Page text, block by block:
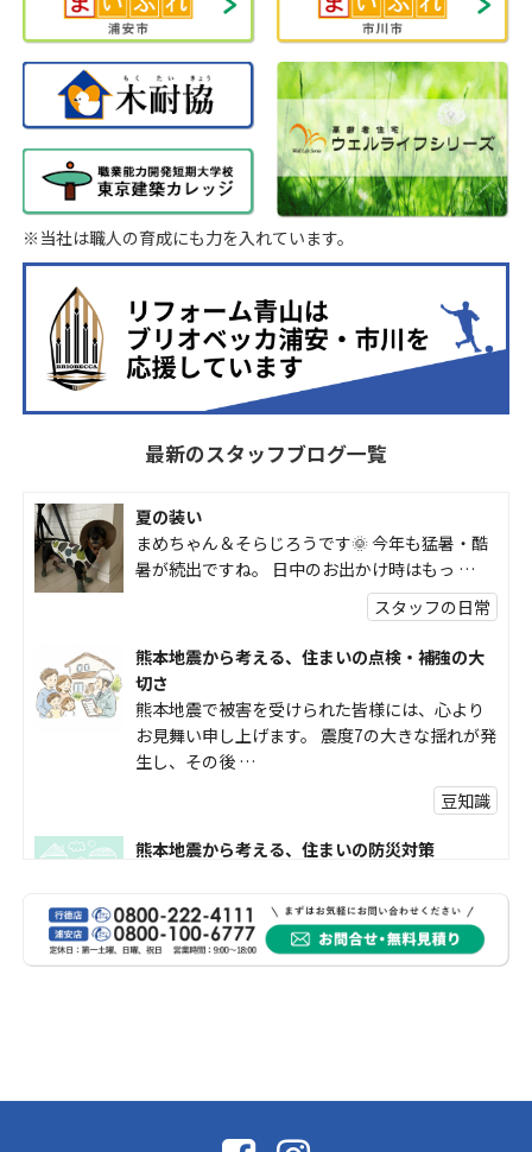
※当社は職人の育成にも力を入れています。
最新のスタッフブログ一覧
夏の装い
まめちゃん＆そらじろうです🌞 今年も猛暑・酷
暑が続出ですね。 日中のお出かけ時はもっ …
スタッフの日常
熊本地震から考える、住まいの点検・補強の大
切さ
熊本地震で被害を受けられた皆様には、心より
お見舞い申し上げます。 震度7の大きな揺れが発
生し、その後 …
豆知識
熊本地震から考える、住まいの防災対策
受けられた皆様に、心よりお見舞い申し上げま
す。 今回の地震 …
社長コラム